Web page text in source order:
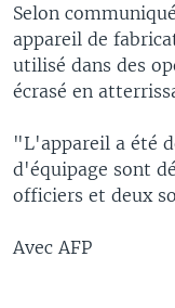
Selon
appareil de
utilisé dans des
écrasé en
"L'appareil a été
d'équipage sont
officiers et deux
Avec AFP